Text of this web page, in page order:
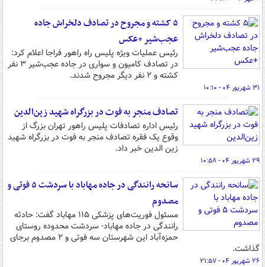
۵ کشته و مجروح در تصادف دلخراش جاده
عجب‌شیر +عکس
رئیس عملیات ویژه پلیس راه راهور فراجا اعلام کرد:
در تصادف کامیون و سواری در جاده عجب‌شیر ۳ نفر
کشته و ۲ نفر دیگر مجروح شدند.
۳۱ شهریور ۰۴ - ۱۰:۱۰
تصادف منجر به فوت در بزرگراه شهید زین‎‌الدین
رئیس اداره تصادفات پلیس راهور تهران بزرگ از
وقوع یک فقره تصادف منجر به فوت در بزرگراه شهید
زین الدین خبر داد.
۲۹ شهریور ۰۴ - ۱۰:۵۸
سانحه رانندگی در جاده مهاباد با سردشت ۵ فوتی و
مصدوم
مسئول فوریت‌های پزشکی ۱۱۵ مهاباد گفت: حادثه
رانندگی در جاده مهاباد- سردشت محدوده روستای
حمزه‌آباد این شهرستان سه فوتی و ۲ مصدوم برجای
گذاشت.
۲۶ شهریور ۰۴ - ۲۱:۵۷